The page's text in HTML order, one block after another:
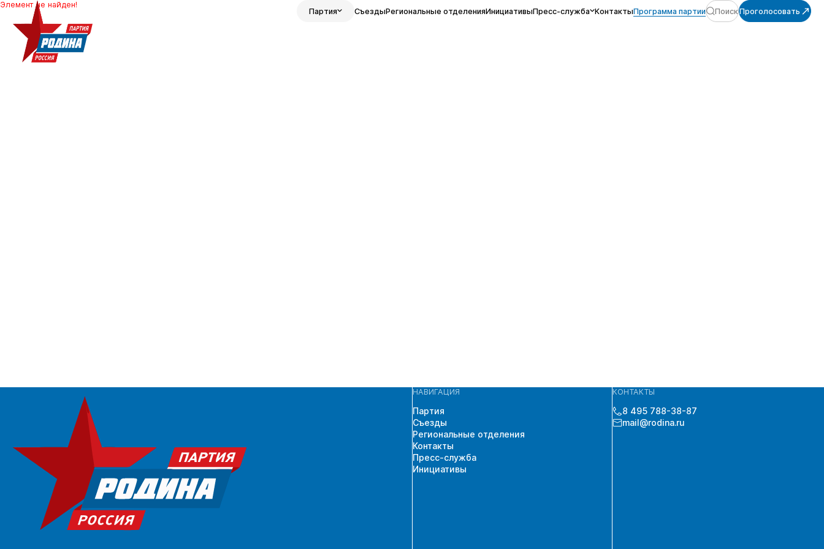
Партия СъездыРегиональные отделенияИнициативыПресс-служба КонтактыПрограмма партии ПоискПроголосовать
Элемент не найден!
НАВИГАЦИЯ
Партия
Съезды
Региональные отделения
Контакты
Пресс-служба
Инициативы
КОНТАКТЫ
8 495 788-38-87
mail@rodina.ru